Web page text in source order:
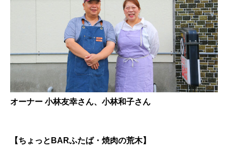
オーナー 小林友幸さん、小林和子さん
【ちょっとBARふたば・焼肉の荒木】